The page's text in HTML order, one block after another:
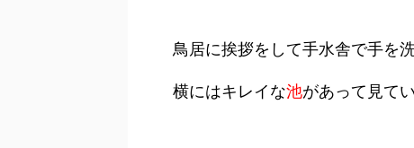
鳥居に挨拶をして手水舎で手を
横にはキレイな池があって見て